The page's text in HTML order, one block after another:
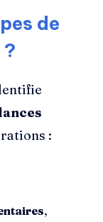
de
:
,